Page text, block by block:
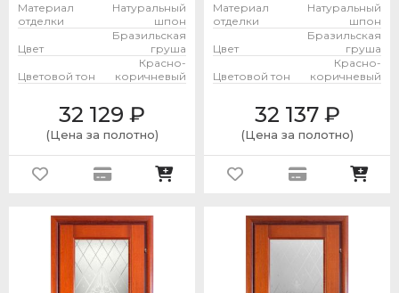
Материал
отделки
Натуральный
шпон
Цвет
Бразильская
груша
Цветовой тон
Красно-
коричневый
32 129 ₽
(Цена за полотно)
Материал
отделки
Натуральный
шпон
Цвет
Бразильская
груша
Цветовой тон
Красно-
коричневый
32 137₽
(Цена за полотно)